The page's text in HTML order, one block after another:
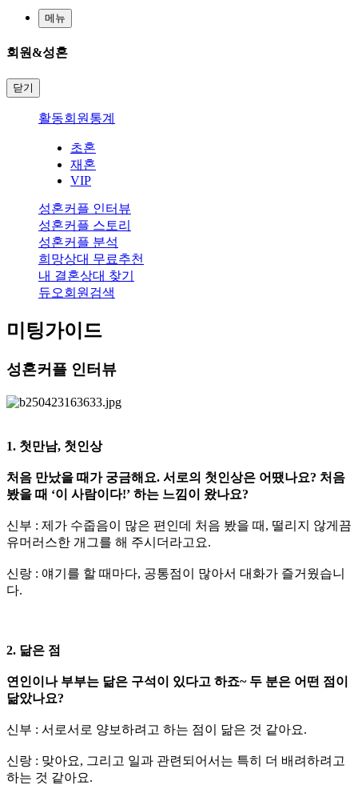
메뉴
회원&성혼
닫기
활동회원통계
초혼
재혼
VIP
성혼커플 인터뷰
성혼커플 스토리
성혼커플 분석
희망상대 무료추천
내 결혼상대 찾기
듀오회원검색
미팅가이드
성혼커플 인터뷰
1. 첫만남, 첫인상
처음 만났을 때가 궁금해요. 서로의 첫인상은 어땠나요? 처음
봤을 때 ‘이 사람이다!’ 하는 느낌이 왔나요?
신부 : 제가 수줍음이 많은 편인데 처음 봤을 때, 떨리지 않게끔
유머러스한 개그를 해 주시더라고요.
신랑 : 얘기를 할 때마다, 공통점이 많아서 대화가 즐거웠습니
다.
2. 닮은 점
연인이나 부부는 닮은 구석이 있다고 하죠~ 두 분은 어떤 점이
닮았나요?
신부 : 서로서로 양보하려고 하는 점이 닮은 것 같아요.
신랑 : 맞아요, 그리고 일과 관련되어서는 특히 더 배려하려고
하는 것 같아요.